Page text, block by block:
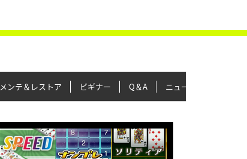
メンテ＆レストア ビギナー Q＆A ニュース＆トピックス